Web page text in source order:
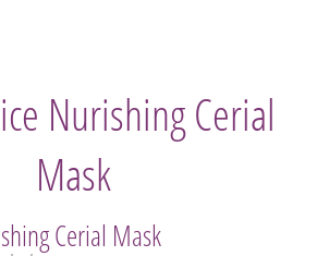
Nurishing Cerial
Mask
Cerial Mask